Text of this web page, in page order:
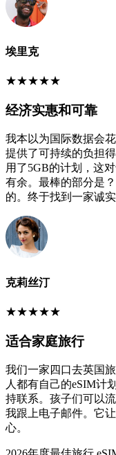
埃里克
★★★★★
经济实惠和可靠
我本以为国际数据会
提供了可持续的负担
用了5GB的计划，这
有余。最棒的部分是
的。终于找到一家诚
克莉丝汀
★★★★★
适合家庭旅行
我们一家四口去英国
人都有自己的eSIM计
持联系。孩子们可以
我跟上电子邮件。它
心。